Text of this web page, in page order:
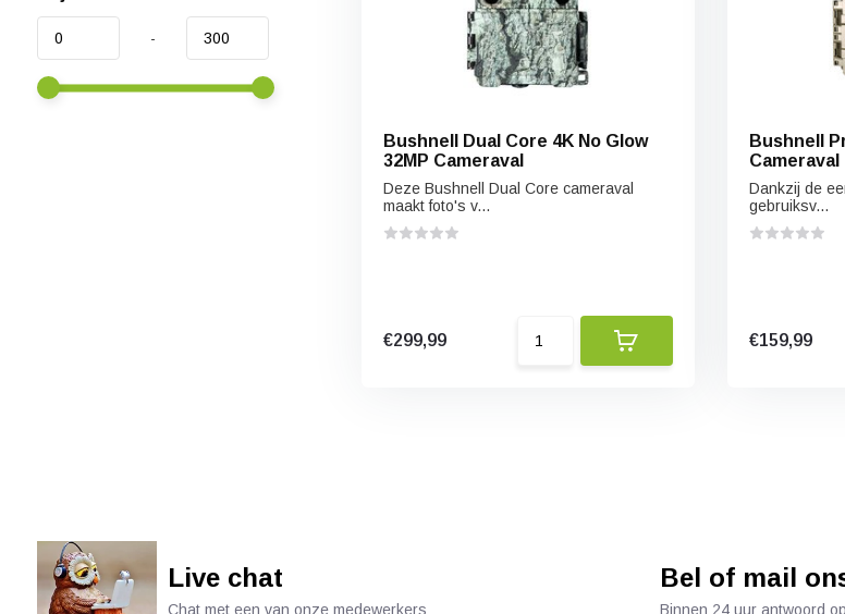
-
Bushnell Dual Core 4K No Glow
32MP Cameraval
Deze Bushnell Dual Core cameraval
maakt foto's v...
€299,99
Bushnell Prime Low
Cameraval
Dankzij de
gebruiksv...
€159,99
Live chat
Chat met een van onze medewerkers
Bel of mail
Binnen 24 uur antwoord